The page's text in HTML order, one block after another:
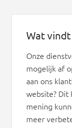
Wat vindt
Onze
mogelijk af
aan ons
website? Dit
mening
meer